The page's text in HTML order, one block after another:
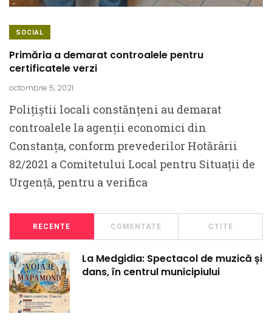
SOCIAL
Primăria a demarat controalele pentru
certificatele verzi
octombrie 5, 2021
Polițiștii locali constănțeni au demarat
controalele la agenții economici din
Constanța, conform prevederilor Hotărârii
82/2021 a Comitetului Local pentru Situații de
Urgență, pentru a verifica
RECENTE COMENTATE CTITE
La Medgidia: Spectacol de muzică și
dans, în centrul municipiului